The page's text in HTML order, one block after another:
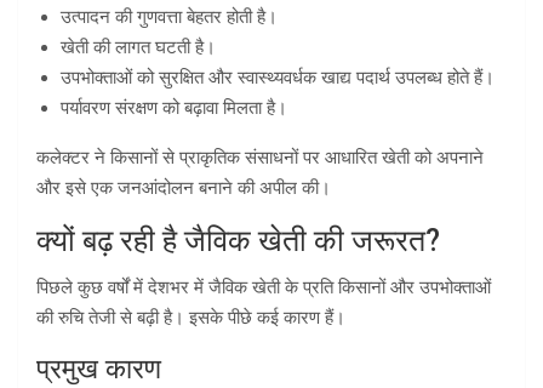
उत्पादन की गुणवत्ता बेहतर होती है।
खेती की लागत घटती है।
उपभोक्ताओं को सुरक्षित और स्वास्थ्यवर्धक खाद्य पदार्थ उपलब्ध होते हैं।
पर्यावरण संरक्षण को बढ़ावा मिलता है।
कलेक्टर ने किसानों से प्राकृतिक संसाधनों पर आधारित खेती को अपनाने
और इसे एक जनआंदोलन बनाने की अपील की।
क्यों बढ़ रही है जैविक खेती की जरूरत?
पिछले कुछ वर्षों में देशभर में जैविक खेती के प्रति किसानों और उपभोक्ताओं
की रुचि तेजी से बढ़ी है। इसके पीछे कई कारण हैं।
प्रमुख कारण